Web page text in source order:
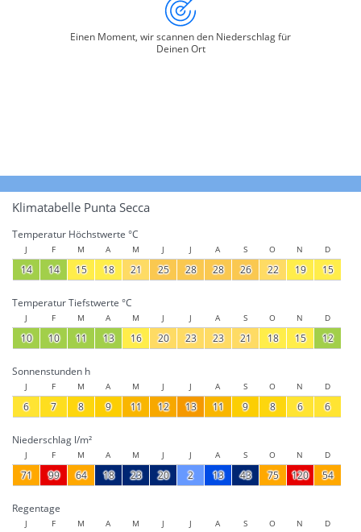
Einen Moment, wir scannen den Niederschlag für
Deinen Ort
Klimatabelle Punta Secca
Temperatur Höchstwerte °C
J F M A M J J A S O N D
14 14 15 18 21 25 28 28 26 22 19 15
Temperatur Tiefstwerte °C
J F M A M J J A S O N D
10 10 11 13 16 20 23 23 21 18 15 12
Sonnenstunden h
J F M A M J J A S O N D
6 7 8 9 11 12 13 11 9 8 6 6
Niederschlag l/m²
J F M A M J J A S O N D
71 99 64 18 23 20 2 13 43 75 120 54
Regentage
J F M A M J J A S O N D